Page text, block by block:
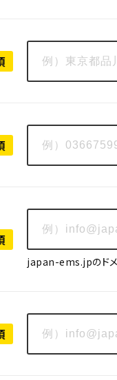
japan-ems.jpのドメ